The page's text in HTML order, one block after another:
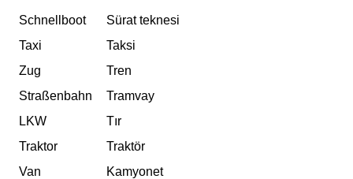
Schnellboot
Taxi
Zug
Straßenbahn
LKW
Traktor
Van
Sürat teknesi
Taksi
Tren
Tramvay
Tır
Traktör
Kamyonet